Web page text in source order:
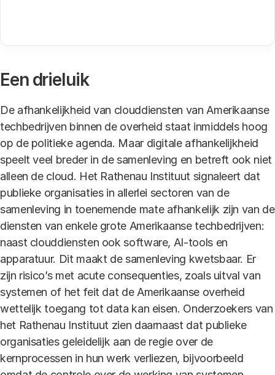
Een drieluik
De afhankelijkheid van clouddiensten van Amerikaanse
techbedrijven binnen de overheid staat inmiddels hoog
op de politieke agenda. Maar digitale afhankelijkheid
speelt veel breder in de samenleving en betreft ook niet
alleen de cloud. Het Rathenau Instituut signaleert dat
publieke organisaties in allerlei sectoren van de
samenleving in toenemende mate afhankelijk zijn van de
diensten van enkele grote Amerikaanse techbedrijven:
naast clouddiensten ook software, AI-tools en
apparatuur. Dit maakt de samenleving kwetsbaar. Er
zijn risico’s met acute consequenties, zoals uitval van
systemen of het feit dat de Amerikaanse overheid
wettelijk toegang tot data kan eisen. Onderzoekers van
het Rathenau Instituut zien daarnaast dat publieke
organisaties geleidelijk aan de regie over de
kernprocessen in hun werk verliezen, bijvoorbeeld